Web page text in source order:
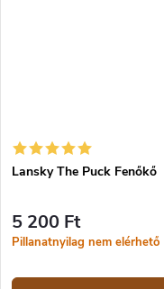
Lansky The Puck Fenőkő
5 200 Ft
Pillanatnyilag nem elérhető